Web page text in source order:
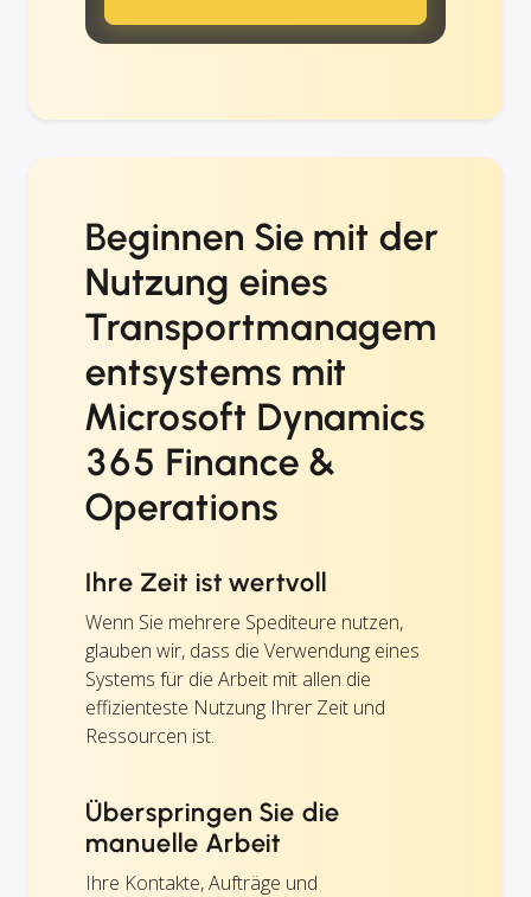
Beginnen Sie mit der
Nutzung eines
Transportmanagem
entsystems mit
Microsoft Dynamics
365 Finance &
Operations
Ihre Zeit ist wertvoll
Wenn Sie mehrere Spediteure nutzen,
glauben wir, dass die Verwendung eines
Systems für die Arbeit mit allen die
effizienteste Nutzung Ihrer Zeit und
Ressourcen ist.
Überspringen Sie die
manuelle Arbeit
Ihre Kontakte, Aufträge und